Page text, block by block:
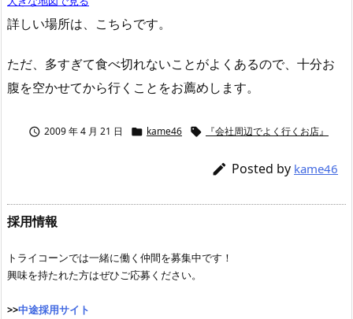
詳しい場所は、こちらです。
ただ、多すぎて食べ切れないことがよくあるので、十分お
腹を空かせてから行くことをお薦めします。
 2009 年 4 月 21 日  kame46  『会社周辺でよく行くお店』
 Posted by kame46
採用情報
トライコーンでは一緒に働く仲間を募集中です！
興味を持たれた方はぜひご応募ください。
>>中途採用サイト